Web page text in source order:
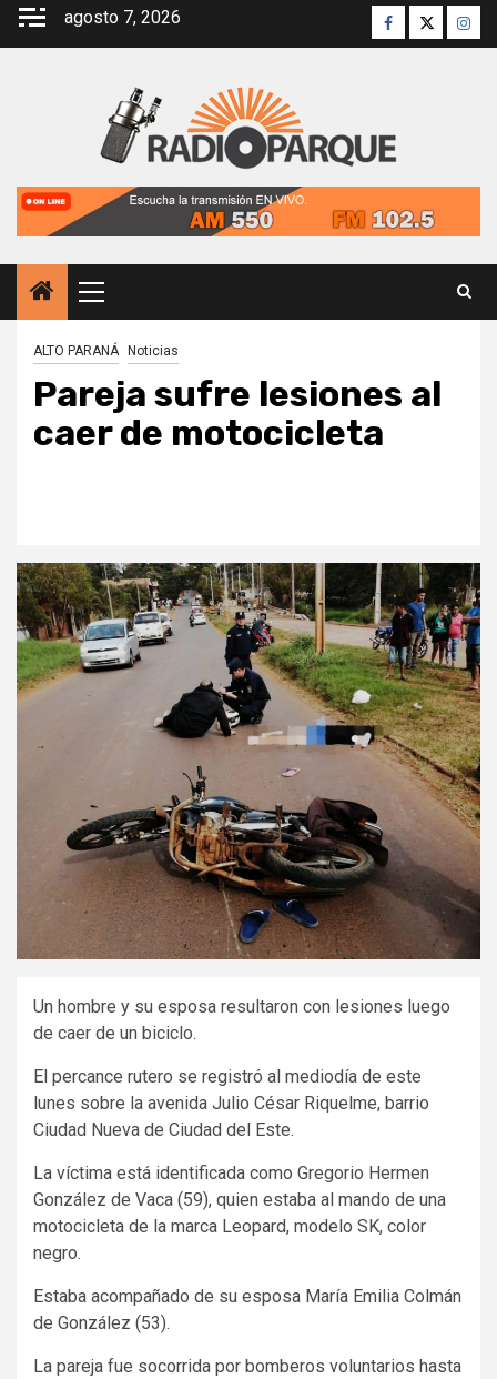
Saltar
agosto 7, 2026 Facebook
Twitter
Menú
principal
ALTO PARANÁ Noticias
Pareja sufre lesiones al
caer de motocicleta
Un hombre y su esposa resultaron con lesiones luego
de caer de un biciclo.
El percance rutero se registró al mediodía de este
lunes sobre la avenida Julio César Riquelme, barrio
Ciudad Nueva de Ciudad del Este.
La víctima está identificada como Gregorio Hermen
González de Vaca (59), quien estaba al mando de una
motocicleta de la marca Leopard, modelo SK, color
negro.
Estaba acompañado de su esposa María Emilia Colmán
de González (53).
La pareja fue socorrida por bomberos voluntarios hasta